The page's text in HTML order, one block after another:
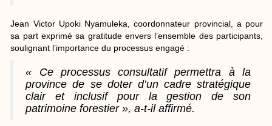
Jean Victor Upoki Nyamuleka, coordonnateur provincial, a pour
sa part exprimé sa gratitude envers l’ensemble des participants,
soulignant l’importance du processus engagé :
« Ce processus consultatif permettra à la
province de se doter d’un cadre stratégique
clair et inclusif pour la gestion de son
patrimoine forestier », a-t-il affirmé.